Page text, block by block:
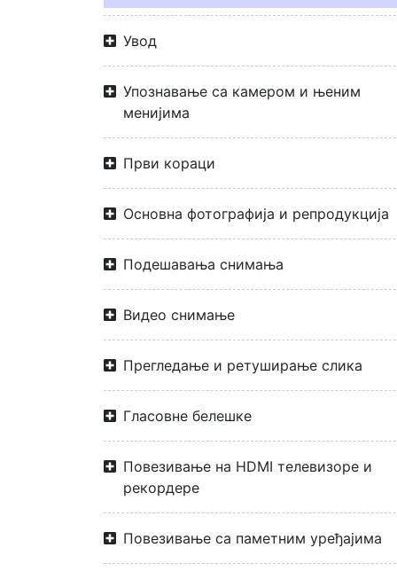
Увод
Упознавање са камером и њеним
менијима
Први кораци
Основна фотографија и репродукција
Подешавања снимања
Видео снимање
Прегледање и ретуширање слика
Гласовне белешке
Повезивање на HDMI телевизоре и
рекордере
Повезивање са паметним уређајима